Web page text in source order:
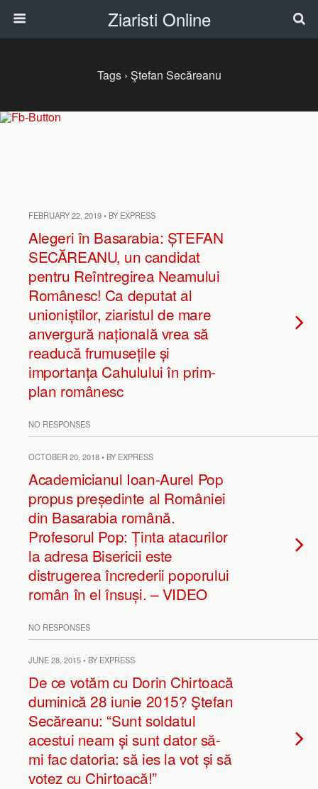
Ziaristi Online
Tags › Ştefan Secăreanu
FEBRUARY 22, 2019 • BY EXPRESS
Alegeri în Basarabia: ȘTEFAN
SECĂREANU, un candidat
pentru Reîntregirea Neamului
Românesc! Ca deputat al
unioniștilor, ziaristul de mare
anvergură națională vrea să
readucă frumusețile și
importanța Cahulului în prim-
plan românesc
NO RESPONSES
OCTOBER 20, 2018 • BY EXPRESS
Academicianul Ioan-Aurel Pop
propus președinte al României
din Basarabia română.
Profesorul Pop: Ținta atacurilor
la adresa Bisericii este
distrugerea încrederii poporului
român în el însuși. – VIDEO
NO RESPONSES
JUNE 28, 2015 • BY EXPRESS
De ce votăm cu Dorin Chirtoacă
duminică 28 iunie 2015? Ştefan
Secăreanu: “Sunt soldatul
acestui neam și sunt dator să-
mi fac datoria: să ies la vot și să
votez cu Chirtoacă!”